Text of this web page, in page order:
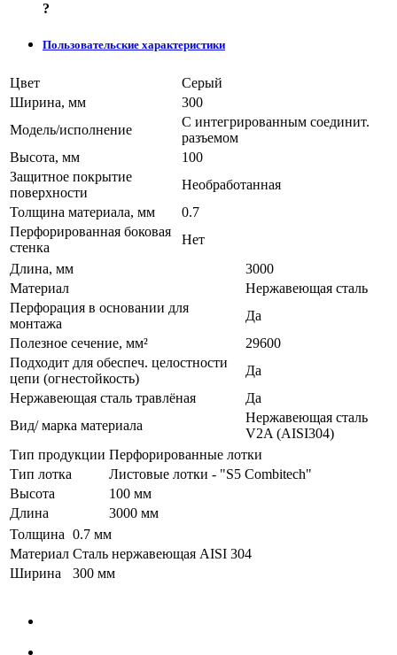
?
Пользовательские характеристики
Цвет
Серый
Ширина, мм
300
Модель/исполнение
С интегрированным соединит.
разъемом
Высота, мм
100
Защитное покрытие
поверхности
Необработанная
Толщина материала, мм
0.7
Перфорированная боковая
стенка
Нет
Длина, мм
3000
Материал
Нержавеющая сталь
Перфорация в основании для
монтажа
Да
Полезное сечение, мм²
29600
Подходит для обеспеч. целостности
цепи (огнестойкость)
Да
Нержавеющая сталь травлёная
Да
Вид/ марка материала
Нержавеющая сталь
V2A (AISI304)
Тип продукции Перфорированные лотки
Тип лотка
Листовые лотки - "S5 Combitech"
Высота
100 мм
Длина
3000 мм
Толщина 0.7 мм
Материал Сталь нержавеющая AISI 304
Ширина
300 мм